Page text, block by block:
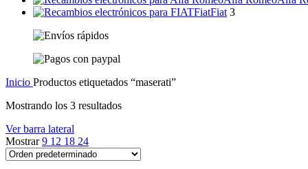
FiatFiat 3
Inicio Productos etiquetados “maserati”
Mostrando los 3 resultados
Ver barra lateral
Mostrar9 12 18 24